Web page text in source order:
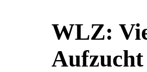
WLZ:
Aufzucht